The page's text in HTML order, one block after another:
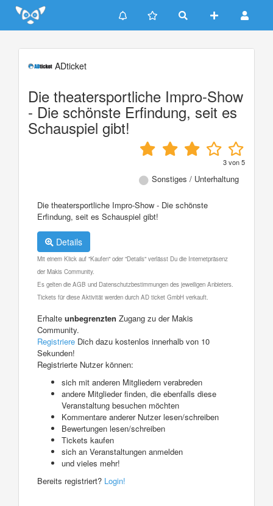
Update cookies preferences
ADticket
Die theatersportliche Impro-Show
- Die schönste Erfindung, seit es
Schauspiel gibt!
3von5
Sonstiges / Unterhaltung
Die theatersportliche Impro-Show - Die schönste
Erfindung, seit es Schauspiel gibt!
Details
Mit einem Klick auf "Kaufen" oder "Details" verlässt Du die Internetpräsenz
der Makis Community.
Es gelten die AGB und Datenschutzbestimmungen des jeweiligen Anbieters.
Tickets für diese Aktivität werden durch AD ticket GmbH verkauft.
Erhalte unbegrenzten Zugang zu der Makis
Community.
Registriere Dich dazu kostenlos innerhalb von 10
Sekunden!
Registrierte Nutzer können:
sich mit anderen Mitgliedern verabreden
andere Mitglieder finden, die ebenfalls diese
Veranstaltung besuchen möchten
Kommentare anderer Nutzer lesen/schreiben
Bewertungen lesen/schreiben
Tickets kaufen
sich an Veranstaltungen anmelden
und vieles mehr!
Bereits registriert? Login!